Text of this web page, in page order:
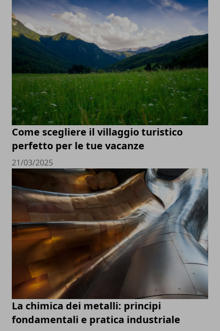
Come scegliere il villaggio turistico
perfetto per le tue vacanze
21/03/2025
La chimica dei metalli: principi
fondamentali e pratica industriale